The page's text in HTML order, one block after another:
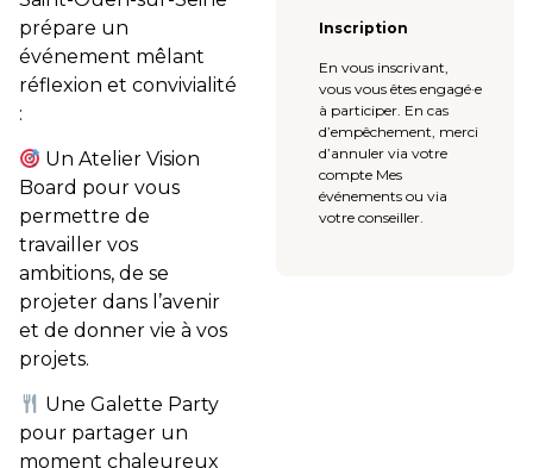
prépare un
événement mêlant
réflexion et convivialité
:
Un Atelier Vision
Board pour vous
permettre de
travailler vos
ambitions, de se
projeter dans l’avenir
et de donner vie à vos
projets.
Une Galette Party
pour partager un
moment chaleureux
Inscription
En vous inscrivant,
vous vous êtes engagé·e
à participer. En cas
d’empêchement, merci
d’annuler via votre
compte Mes
événements ou via
votre conseiller.